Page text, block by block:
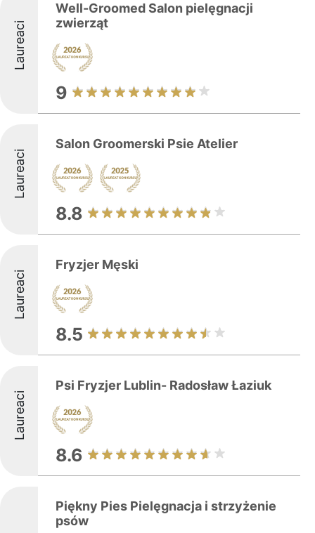
Laureaci
Well-Groomed Salon pielęgnacji
zwierząt
9
Laureaci
Salon Groomerski Psie Atelier
8.8
Laureaci
Fryzjer Męski
8.5
Laureaci
Psi Fryzjer Lublin- Radosław Łaziuk
8.6
Piękny Pies Pielęgnacja i strzyżenie
psów